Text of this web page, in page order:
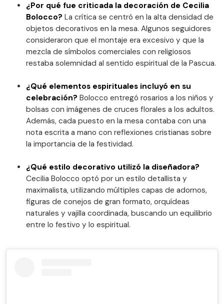
¿Por qué fue criticada la decoración de Cecilia
Bolocco? La crítica se centró en la alta densidad de
objetos decorativos en la mesa. Algunos seguidores
consideraron que el montaje era excesivo y que la
mezcla de símbolos comerciales con religiosos
restaba solemnidad al sentido espiritual de la Pascua.
¿Qué elementos espirituales incluyó en su
celebración? Bolocco entregó rosarios a los niños y
bolsas con imágenes de cruces florales a los adultos.
Además, cada puesto en la mesa contaba con una
nota escrita a mano con reflexiones cristianas sobre
la importancia de la festividad.
¿Qué estilo decorativo utilizó la diseñadora?
Cecilia Bolocco optó por un estilo detallista y
maximalista, utilizando múltiples capas de adornos,
figuras de conejos de gran formato, orquídeas
naturales y vajilla coordinada, buscando un equilibrio
entre lo festivo y lo espiritual.